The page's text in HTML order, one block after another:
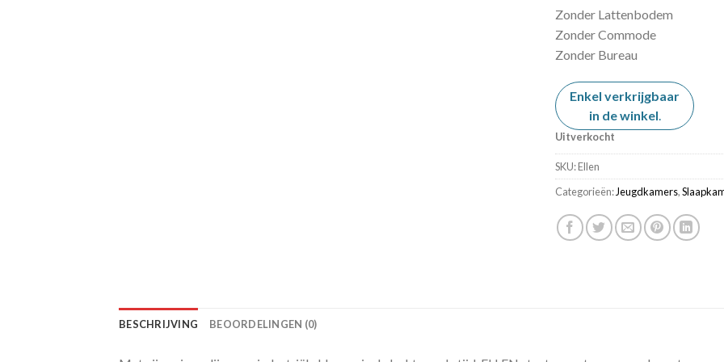
Zonder Lattenbodem
Zonder Commode
Zonder Bureau
Enkel verkrijgbaar
in de winkel.
Uitverkocht
SKU:Ellen
Categorieën: Jeugdkamers,
BESCHRIJVING BEOORDELINGEN (0)